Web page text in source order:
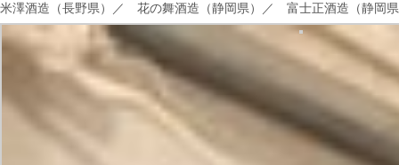
米澤酒造（長野県）／ 花の舞酒造（静岡県）／ 富士正酒造（静岡